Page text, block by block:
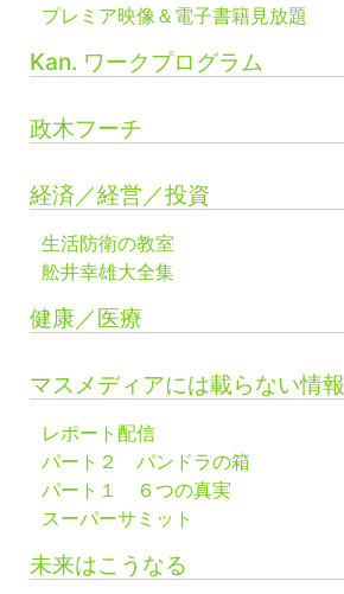
プレミア映像＆電子書籍見放題
Kan. ワークプログラム
政木フーチ
経済／経営／投資
生活防衛の教室
舩井幸雄大全集
健康／医療
マスメディアには載らない情報
レポート配信
パート２ パンドラの箱
パート１ ６つの真実
スーパーサミット
未来はこうなる